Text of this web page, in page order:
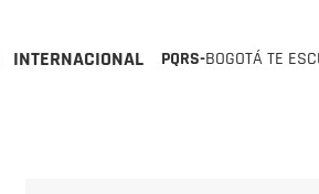
INTERNACIONAL PQRS-BOGOTÁ TE